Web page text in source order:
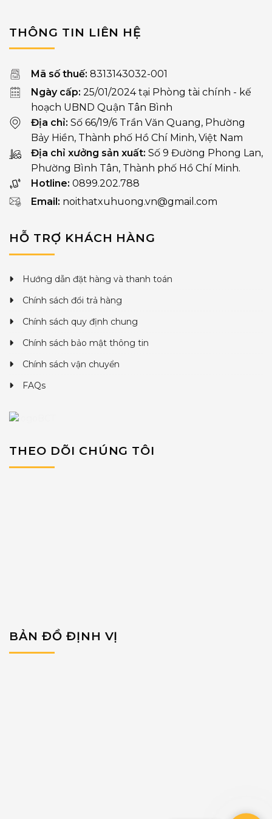
THÔNG TIN LIÊN HỆ
Mã số thuế: 8313143032-001
Ngày cấp: 25/01/2024 tại Phòng tài chính - kế
hoạch UBND Quận Tân Bình
Địa chỉ: Số 66/19/6 Trần Văn Quang, Phường
Bảy Hiền, Thành phố Hồ Chí Minh, Việt Nam
Địa chỉ xưởng sản xuất: Số 9 Đường Phong Lan,
Phường Bình Tân, Thành phố Hồ Chí Minh.
Hotline: 0899.202.788
Email: noithatxuhuong.vn@gmail.com
HỖ TRỢ KHÁCH HÀNG
Hướng dẫn đặt hàng và thanh toán
Chính sách đổi trả hàng
Chính sách quy định chung
Chính sách bảo mật thông tin
Chính sách vận chuyển
FAQs
THEO DÕI CHÚNG TÔI
BẢN ĐỒ ĐỊNH VỊ